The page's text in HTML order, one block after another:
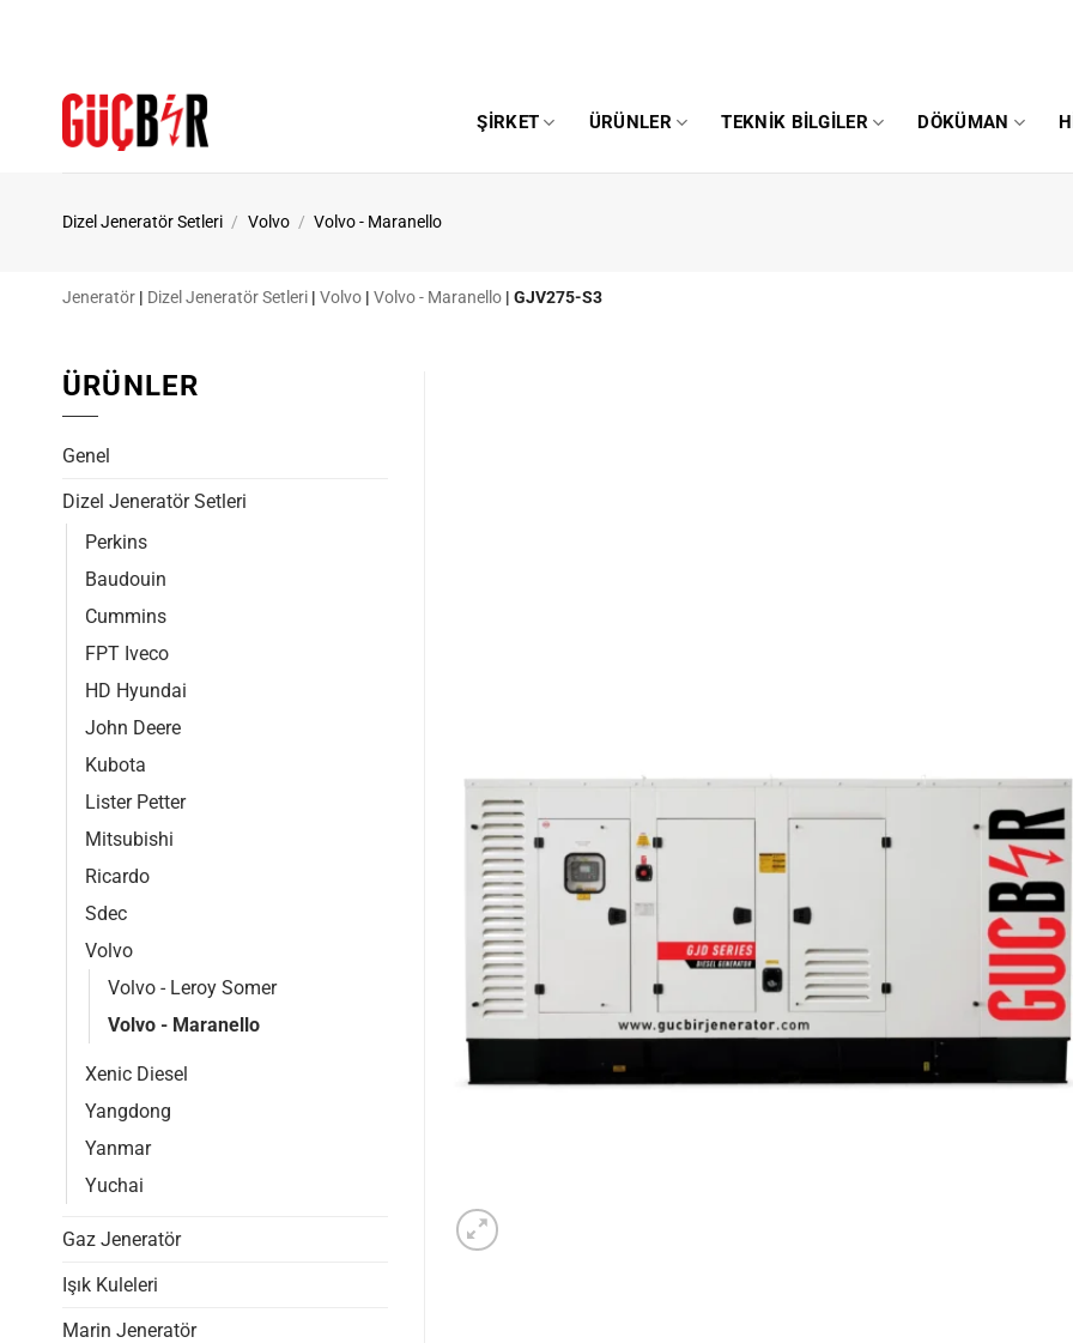
ŞIRKET ÜRÜNLER TEKNIK BILGILER DÖKÜMAN
Dizel Jeneratör Setleri / Volvo / Volvo - Maranello
Jeneratör | Dizel Jeneratör Setleri | Volvo | Volvo - Maranello | GJV275-S3
ÜRÜNLER
Genel
Dizel Jeneratör Setleri
Perkins
Baudouin
Cummins
FPT Iveco
HD Hyundai
John Deere
Kubota
Lister Petter
Mitsubishi
Ricardo
Sdec
Volvo
Volvo - Leroy Somer
Volvo - Maranello
Xenic Diesel
Yangdong
Yanmar
Yuchai
Gaz Jeneratör
Işık Kuleleri
Marin Jeneratör